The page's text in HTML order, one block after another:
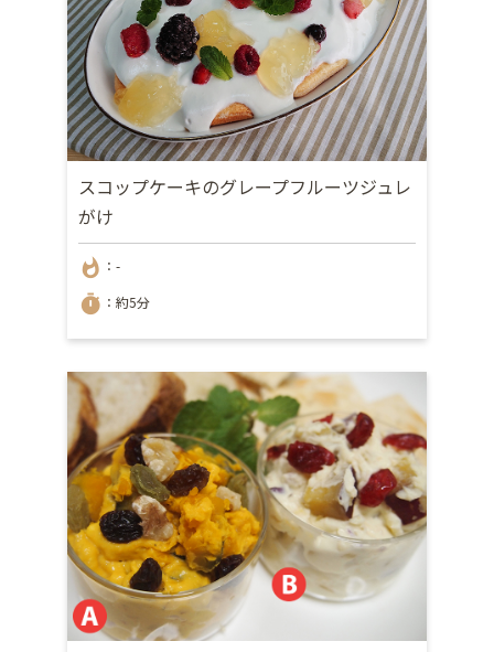
スコップケーキのグレープフルーツジュレ
がけ
whatshot ：-
timer ：約5分